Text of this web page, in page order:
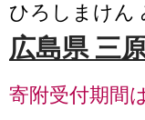
ひろしまけん
広島県 三
寄附受付期間